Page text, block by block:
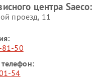
центра Saeco:
проезд, 11
81-50
54